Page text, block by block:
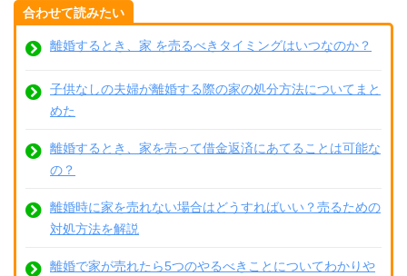
合わせて読みたい
離婚するとき、家 を売るべきタイミングはいつなのか？
子供なしの夫婦が離婚する際の家の処分方法についてまと
めた
離婚するとき、家を売って借金返済にあてることは可能な
の？
離婚時に家を売れない場合はどうすればいい？売るための
対処方法を解説
離婚で家が売れたら5つのやるべきことについてわかりや